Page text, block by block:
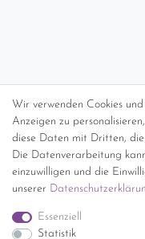
Wir verwenden Cookies
Anzeigen zu
diese Daten mit Dritten,
Die Datenverarbeitung
einzuwilligen und die
unserer
Essenziell
Statistik